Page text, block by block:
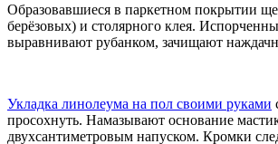
Образовавшиеся в паркетном покрытии
берёзовых) и столярного клея.
выравнивают рубанком, зачищают
Укладка линолеума на пол своими руками
просохнуть. Намазывают основание
двухсантиметровым напуском. Кромки